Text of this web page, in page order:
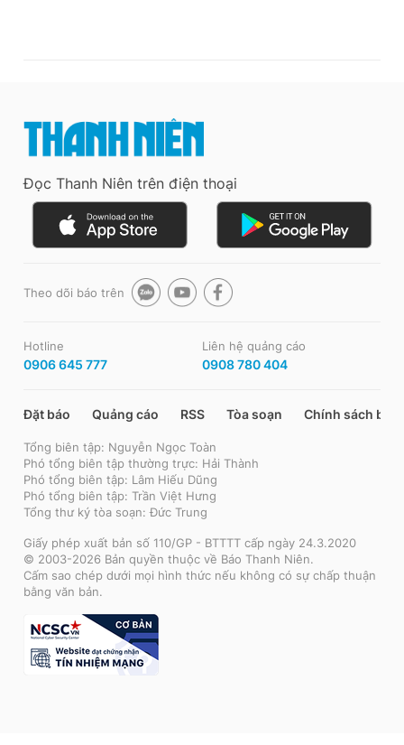
Đọc Thanh Niên trên điện thoại
Theo dõi báo trên
Hotline
0906 645 777
Liên hệ quảng cáo
0908 780 404
Đặt báo Quảng cáo RSS Tòa soạn Chính sách bảo
Tổng biên tập: Nguyễn Ngọc Toàn
Phó tổng biên tập thường trực: Hải Thành
Phó tổng biên tập: Lâm Hiếu Dũng
Phó tổng biên tập: Trần Việt Hưng
Tổng thư ký tòa soạn: Đức Trung
Giấy phép xuất bản số 110/GP - BTTTT cấp ngày 24.3.2020
© 2003-2026 Bản quyền thuộc về Báo Thanh Niên.
Cấm sao chép dưới mọi hình thức nếu không có sự chấp thuận
bằng văn bản.